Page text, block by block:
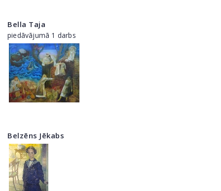
Bella Taja
piedāvājumā 1 darbs
Belzēns Jēkabs